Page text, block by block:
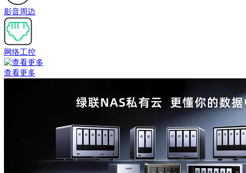
影音周边
网络工控
查看更多